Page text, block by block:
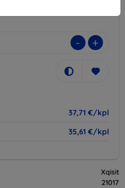
- +
37,71 €/kpl
35,61 €/kpl
Xqisit
21017